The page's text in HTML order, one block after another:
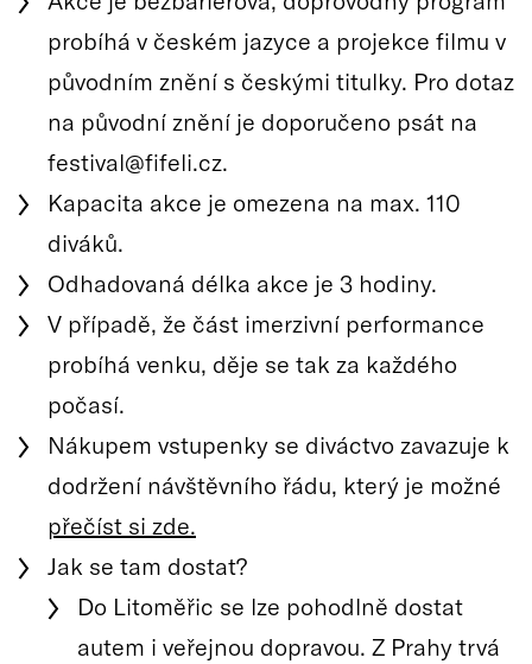
probíhá v českém jazyce a projekce filmu v
původním znění s českými titulky. Pro dotaz
na původní znění je doporučeno psát na
festival@fifeli.cz.
Kapacita akce je omezena na max. 110
diváků.
Odhadovaná délka akce je 3 hodiny.
V případě, že část imerzivní performance
probíhá venku, děje se tak za každého
počasí.
Nákupem vstupenky se diváctvo zavazuje k
dodržení návštěvního řádu, který je možné
přečíst si zde.
Jak se tam dostat?
Do Litoměřic se lze pohodlně dostat
autem i veřejnou dopravou. Z Prahy trvá